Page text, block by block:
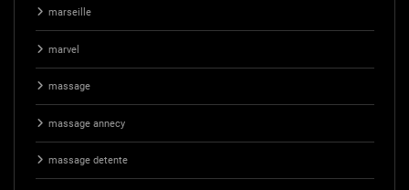
marseille
marvel
massage
massage annecy
massage detente